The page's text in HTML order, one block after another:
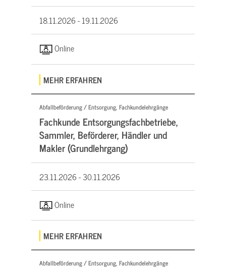
18.11.2026 -19.11.2026
Online
MEHR ERFAHREN
Abfallbeförderung / Entsorgung, Fachkundelehrgänge
Fachkunde Entsorgungsfachbetriebe,
Sammler, Beförderer, Händler und
Makler (Grundlehrgang)
23.11.2026 -30.11.2026
Online
MEHR ERFAHREN
Abfallbeförderung / Entsorgung, Fachkundelehrgänge